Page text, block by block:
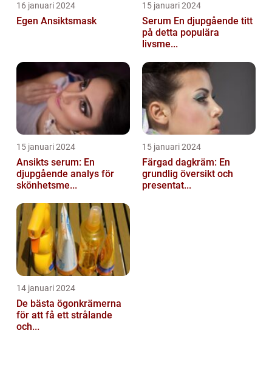
16 januari 2024
Egen Ansiktsmask
15 januari 2024
Serum En djupgående titt
på detta populära
livsme...
15 januari 2024
Ansikts serum: En
djupgående analys för
skönhetsme...
15 januari 2024
Färgad dagkräm: En
grundlig översikt och
presentat...
14 januari 2024
De bästa ögonkrämerna
för att få ett strålande
och...